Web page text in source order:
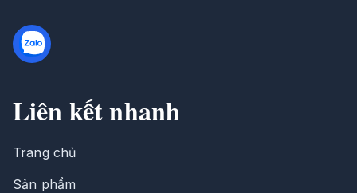
Liên kết nhanh
Trang chủ
Sản phẩm